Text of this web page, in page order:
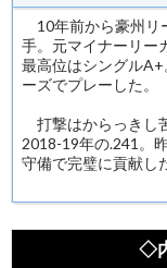
10年前から豪州リ
手。元マイナーリー
最高位はシングル
ーズでプレーした。
打撃はからっきし
2018-19年の.241。
守備で完璧に貢献し
◇